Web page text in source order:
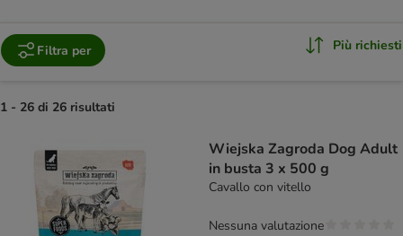
Filtra per Più richiesti
1 - 26 di 26 risultati
Wiejska Zagroda Dog Adult
in busta 3 x 500 g
Cavallo con vitello
Nessuna valutazione